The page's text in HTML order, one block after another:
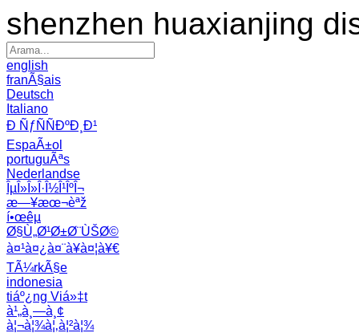
shenzhen huaxianjing
english
franÃ§ais
Deutsch
Italiano
Ð ÑƒÑÑÐºÐ¸Ð¹
EspaÃ±ol
portuguÃªs
Nederlandse
ÎµÎ»Î»Î·Î½Î¹ÎºÎ¬
æ—¥æœ¬èªž
í•œêµ­
Ø§Ù„Ø¹Ø±Ø¨ÙŠØ©
à¤¹à¤¿à¤¨à¥à¤¦à¥€
TÃ¼rkÃ§e
indonesia
tiáº¿ng Viá»‡t
à¹„à¸—à¸¢
à¦¬à¦¾à¦‚à¦²à¦¾